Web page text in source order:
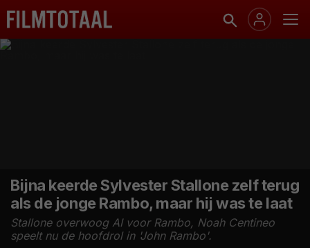
Bijna keerde Sylvester Stallone zelf terug
als de jonge Rambo, maar hij was te laat
Stallone overwoog AI voor Rambo, Noah Centineo
speelt nu de hoofdrol in 'John Rambo'.